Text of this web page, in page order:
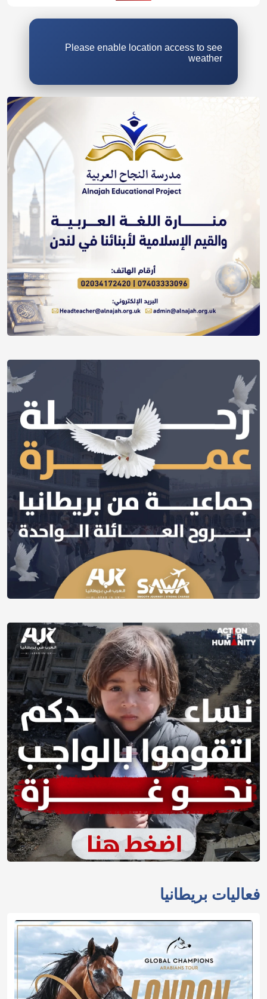
Please enable location access to see
weather
فعاليات بريطانيا